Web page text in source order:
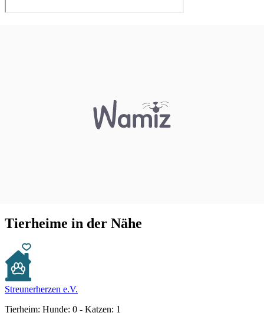
Tierheime in der Nähe
Streunerherzen e.V.
Tierheim: Hunde: 0 - Katzen: 1